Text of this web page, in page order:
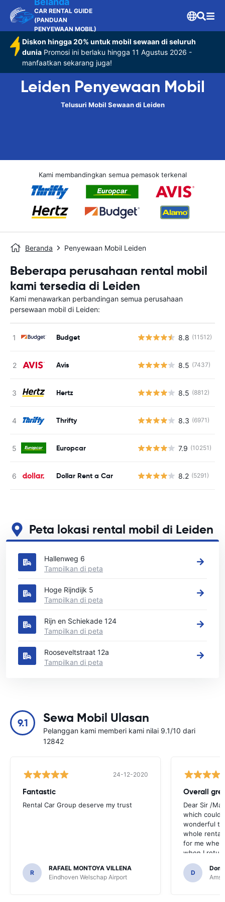
CAR RENTAL GUIDE
(PANDUAN
PENYEWAAN MOBIL)
Diskon hingga 20% untuk mobil sewaan di seluruh
dunia Promosi ini berlaku hingga 11 Agustus 2026 -
manfaatkan sekarang juga!
Leiden Penyewaan Mobil
Telusuri Mobil Sewaan di Leiden
Kami membandingkan semua pemasok terkenal
Beranda Penyewaan Mobil Leiden
Beberapa perusahaan rental mobil
kami tersedia di Leiden
Kami menawarkan perbandingan semua perusahaan
persewaan mobil di Leiden:
Budget 8.8 (11512)
Avis 8.5 (7437)
Hertz 8.5 (8812)
Thrifty 8.3 (6971)
Europcar 7.9 (10251)
Dollar Rent a Car 8.2 (5291)
Peta lokasi rental mobil di Leiden
Lihat lokasi persewaan mobil utama kami di Leiden
Hallenweg 6
Tampilkan di peta
Hoge Rijndijk 5
Tampilkan di peta
Rijn en Schiekade 124
Tampilkan di peta
Rooseveltstraat 12a
Tampilkan di peta
9.1 Sewa Mobil Ulasan
Pelanggan kami memberi kami nilai 9.1/10 dari
12842
24-12-2020
Fantastic
Rental Car Group deserve my trust
R
RAFAEL MONTOYA VILLENA
Eindhoven Welschap Airport
Overall
Dear Sir /
which could
wonderful to
whole
for me
when I
the desk
will be
D